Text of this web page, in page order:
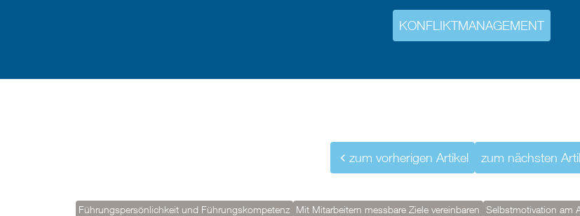
KONFLIKTMANAGEMENT
zum vorherigen Artikel zum nächsten
Führungspersönlichkeit und Führungskompetenz Mit Mitarbeitern messbare Ziele vereinbaren Selbstmotivation am